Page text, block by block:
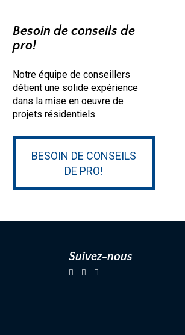
Besoin de conseils de
pro!
Notre équipe de conseillers
détient une solide expérience
dans la mise en oeuvre de
projets résidentiels.
BESOIN DE CONSEILS
DE PRO!
Suivez-nous